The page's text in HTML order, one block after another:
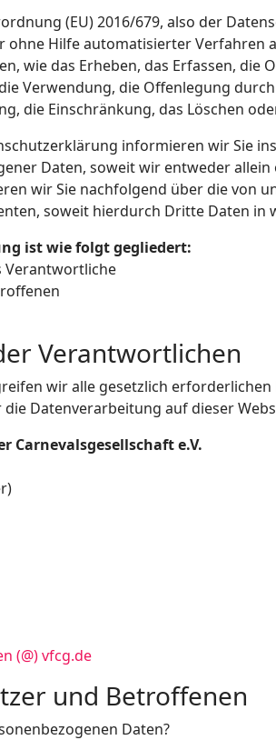
(EU) 2016/679, also der
ohne Hilfe automatisierter
wie das Erheben, das Erfassen,
Verwendung, die Offenlegung
die Einschränkung, das Löschen
informieren wir Sie
Daten, soweit wir entweder
wir Sie nachfolgend über die von
soweit hierdurch Dritte Daten
ist wie folgt gegliedert:
Verantwortliche
Verantwortlichen
wir alle gesetzlich
Datenverarbeitung auf dieser
Carnevalsgesellschaft e.V.
(@) vfcg.de
und Betroffenen
Daten?